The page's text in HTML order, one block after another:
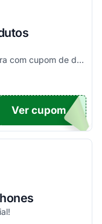
Produtos com até 30% off e +10% extra com cupom de desconto em produtos participantes da campanha. Consulte exceções no site. Aplique o código promocional no carrinho e aproveite!
10
Ver cupom